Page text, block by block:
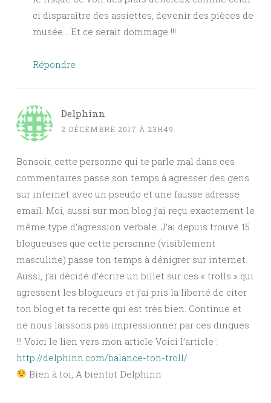
ci disparaître des assiettes, devenir des pièces de
musée… Et ce serait dommage !!!
Répondre
Delphinn
2 DÉCEMBRE 2017 À 23H49
Bonsoir, cette personne qui te parle mal dans ces
commentaires passe son temps à agresser des gens
sur internet avec un pseudo et une fausse adresse
email. Moi, aussi sur mon blog j’ai reçu exactement le
même type d’agression verbale. J’ai depuis trouvé 15
blogueuses que cette personne (visiblement
masculine) passe ton temps à dénigrer sur internet.
Aussi, j’ai décidé d’écrire un billet sur ces « trolls » qui
agressent les blogueurs et j’ai pris la liberté de citer
ton blog et ta recette qui est très bien. Continue et
ne nous laissons pas impressionner par ces dingues
!!! Voici le lien vers mon article Voici l’article :
http://delphinn.com/balance-ton-troll/
Bien à toi, A bientot Delphinn